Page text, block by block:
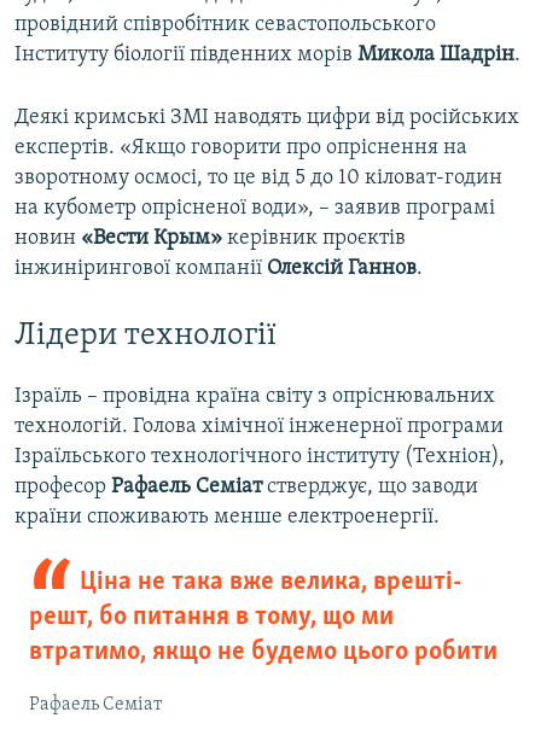
провідний співробітник севастопольського
Інституту біології південних морів Микола Шадрін.
Деякі кримські ЗМІ наводять цифри від російських
експертів. «Якщо говорити про опріснення на
зворотному осмосі, то це від 5 до 10 кіловат-годин
на кубометр опрісненої води», – заявив програмі
новин «Вести Крым» керівник проєктів
інжинірингової компанії Олексій Ганнов.
Лідери технології
Ізраїль – провідна країна світу з опріснювальних
технологій. Голова хімічної інженерної програми
Ізраїльського технологічного інституту (Техніон),
професор Рафаель Семіатстверджує, що заводи
країни споживають менше електроенергії.
Ціна не така вже велика, врешті-
решт, бо питання в тому, що ми
втратимо, якщо не будемо цього робити
Рафаель Семіат